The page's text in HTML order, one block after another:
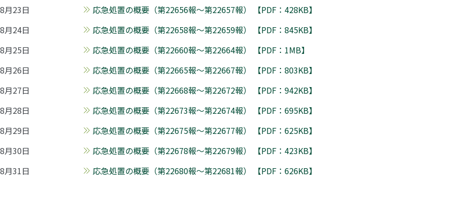
8月23日
応急処置の概要（第22656報～第22657報） 【PDF：428KB】
8月24日
応急処置の概要（第22658報～第22659報） 【PDF：845KB】
8月25日
応急処置の概要（第22660報～第22664報） 【PDF：1MB】
8月26日
応急処置の概要（第22665報～第22667報） 【PDF：803KB】
8月27日
応急処置の概要（第22668報～第22672報） 【PDF：942KB】
8月28日
応急処置の概要（第22673報～第22674報） 【PDF：695KB】
8月29日
応急処置の概要（第22675報～第22677報） 【PDF：625KB】
8月30日
応急処置の概要（第22678報～第22679報） 【PDF：423KB】
8月31日
応急処置の概要（第22680報～第22681報） 【PDF：626KB】